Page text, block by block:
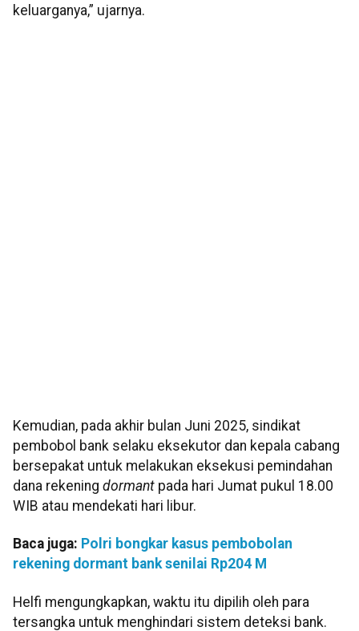
keluarganya,” ujarnya.
Kemudian, pada akhir bulan Juni 2025, sindikat
pembobol bank selaku eksekutor dan kepala cabang
bersepakat untuk melakukan eksekusi pemindahan
dana rekening dormant pada hari Jumat pukul 18.00
WIB atau mendekati hari libur.
Baca juga: Polri bongkar kasus pembobolan
rekening dormant bank senilai Rp204 M
Helfi mengungkapkan, waktu itu dipilih oleh para
tersangka untuk menghindari sistem deteksi bank.